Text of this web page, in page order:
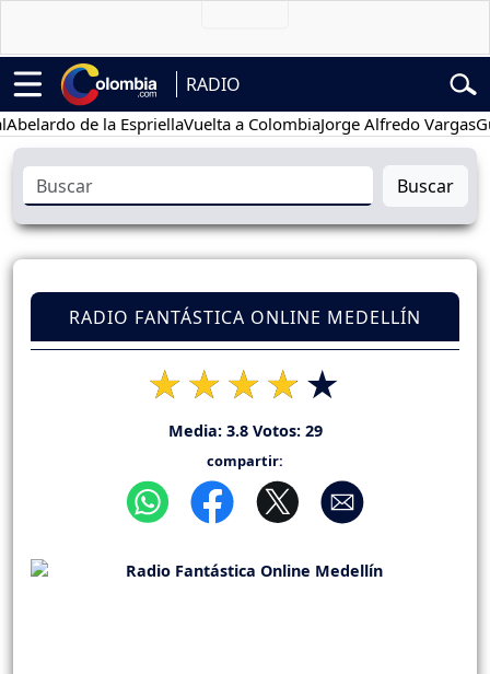
RADIO
de la EspriellaVuelta a ColombiaJorge Alfredo Vargas
Buscar
RADIO FANTÁSTICA ONLINE MEDELLÍN
Media: 3.8Votos: 29
compartir: